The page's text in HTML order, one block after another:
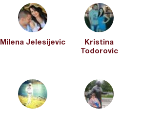
Milena Jelesijevic
Kristina
Todorovic